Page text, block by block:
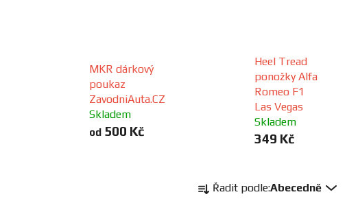
MKR dárkový
poukaz
ZavodniAuta.CZ
Skladem
od 500 Kč
Heel Tread
ponožky Alfa
Romeo F1
Las Vegas
Skladem
349 Kč
a Řadit podle:Abecedně